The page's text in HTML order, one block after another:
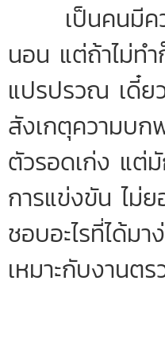
เป็นคนมีควา
นอน แต่ถ้าไม่ท
แปรปรวณ เดี๋ย
สังเกตุความบก
ตัวรอดเก่ง แต่
การแข่งขัน ไม่ย
ชอบอะไรที่ได้ม
เหมาะกับงานต